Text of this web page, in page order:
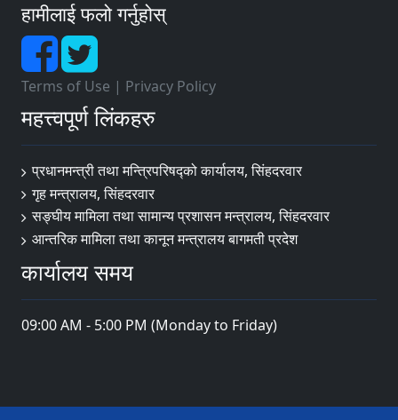
हामीलाई फलो गर्नुहोस्
Terms of Use | Privacy Policy
महत्त्वपूर्ण लिंकहरु
प्रधानमन्त्री तथा मन्त्रिपरिषद्को कार्यालय, सिंहदरवार
गृह मन्त्रालय, सिंहदरवार
सङ्‍घीय मामिला तथा सामान्य प्रशासन मन्त्रालय, सिंहदरवार
आन्तरिक मामिला तथा कानून मन्त्रालय बागमती प्रदेश
कार्यालय समय
09:00 AM - 5:00 PM (Monday to Friday)